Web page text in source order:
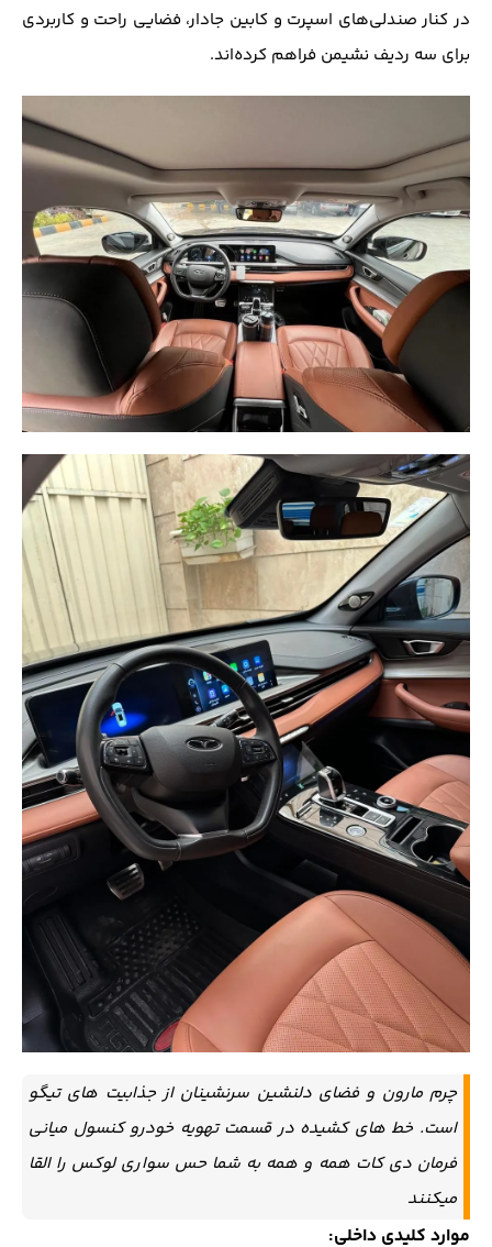
در کنار صندلی‌های اسپرت و کابین جادار، فضایی راحت و کاربردی
برای سه ردیف نشیمن فراهم کرده‌اند.
چرم مارون و فضای دلنشین سرنشینان از جذابیت های تیگو
است. خط های کشیده در قسمت تهویه خودرو کنسول میانی
فرمان دی کات همه و همه به شما حس سواری لوکس را القا
میکنند
موارد کلیدی داخلی: